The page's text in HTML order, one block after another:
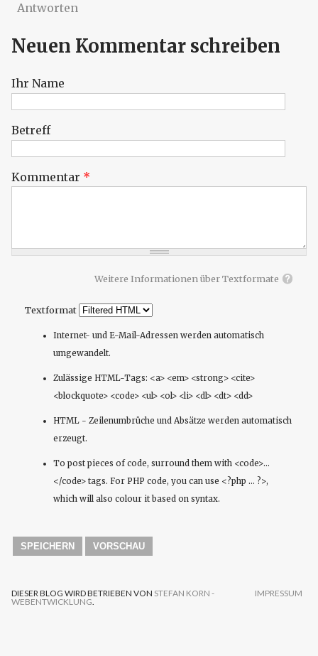
Antworten
Neuen Kommentar schreiben
Ihr Name
Betreff
Kommentar *
Weitere Informationen über Textformate
Textformat
Internet- und E-Mail-Adressen werden automatisch
umgewandelt.
Zulässige HTML-Tags: <a> <em> <strong> <cite>
<blockquote> <code> <ul> <ol> <li> <dl> <dt> <dd>
HTML - Zeilenumbrüche und Absätze werden automatisch
erzeugt.
To post pieces of code, surround them with <code>...
</code> tags. For PHP code, you can use <?php ... ?>,
which will also colour it based on syntax.
IMPRESSUM
DIESER BLOG WIRD BETRIEBEN VON STEFAN KORN -
WEBENTWICKLUNG.